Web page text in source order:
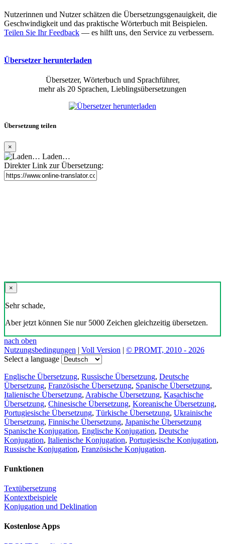
Nutzerinnen und Nutzer schätzen die Übersetzungsgenauigkeit, die
Geschwindigkeit und das praktische Wörterbuch mit Beispielen.
Teilen Sie Ihr Feedback — es hilft uns, den Service zu verbessern.
Übersetzer herunterladen
Übersetzer, Wörterbuch und Sprachführer,
mehr als 20 Sprachen, Lieblingsübersetzungen
Übersetzung teilen
×
Laden…
Direkter Link zur Übersetzung:
×
Sehr schade,
Aber jetzt können Sie nur 5000 Zeichen gleichzeitig übersetzen.
nach oben
Nutzungsbedingungen | Voll Version | © PROMT, 2010 - 2026
Select a language
Englische Übersetzung, Russische Übersetzung, Deutsche
Übersetzung, Französische Übersetzung, Spanische Übersetzung,
Italienische Übersetzung, Arabische Übersetzung, Kasachische
Übersetzung, Chinesische Übersetzung, Koreanische Übersetzung,
Portugiesische Übersetzung, Türkische Übersetzung, Ukrainische
Übersetzung, Finnische Übersetzung, Japanische Übersetzung
Spanische Konjugation, Englische Konjugation, Deutsche
Konjugation, Italienische Konjugation, Portugiesische Konjugation,
Russische Konjugation, Französische Konjugation.
Funktionen
Textübersetzung
Kontextbeispiele
Konjugation und Deklination
Kostenlose Apps